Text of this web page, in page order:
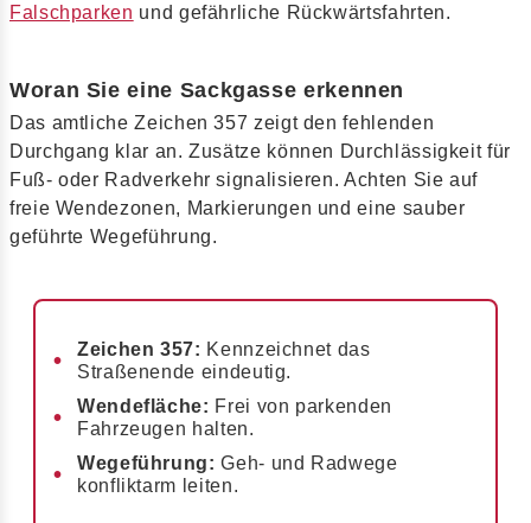
Falschparken und gefährliche Rückwärtsfahrten.
Woran Sie eine Sackgasse erkennen
Das amtliche Zeichen 357 zeigt den fehlenden
Durchgang klar an. Zusätze können Durchlässigkeit für
Fuß- oder Radverkehr signalisieren. Achten Sie auf
freie Wendezonen, Markierungen und eine sauber
geführte Wegeführung.
Zeichen 357: Kennzeichnet das
Straßenende eindeutig.
Wendefläche: Frei von parkenden
Fahrzeugen halten.
Wegeführung: Geh- und Radwege
konfliktarm leiten.